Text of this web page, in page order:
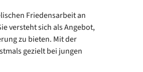
Friedensarbeit an
versteht sich als Angebot,
zu bieten. Mit der
gezielt bei jungen